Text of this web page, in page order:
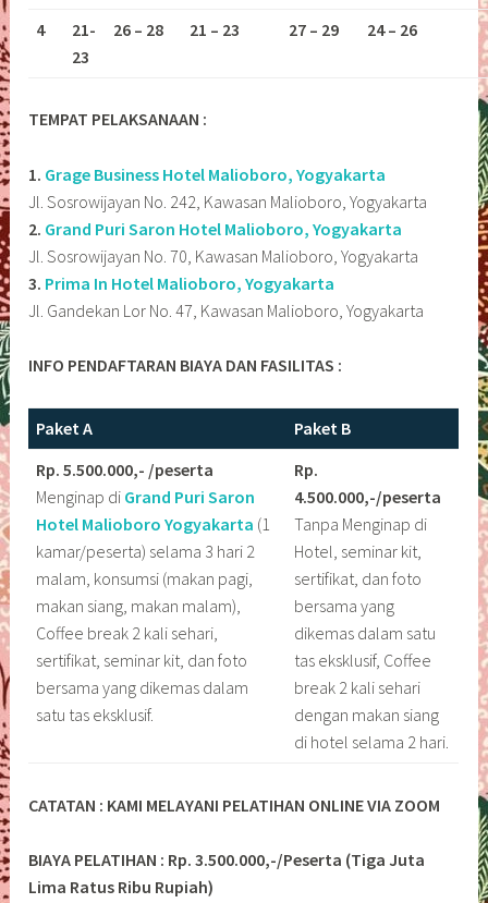
4
21-
23
26 – 28 21 – 23 27 – 29 24 – 26
TEMPAT PELAKSANAAN :
1. Grage Business Hotel Malioboro, Yogyakarta
Jl. Sosrowijayan No. 242, Kawasan Malioboro, Yogyakarta
2. Grand Puri Saron Hotel Malioboro, Yogyakarta
Jl. Sosrowijayan No. 70, Kawasan Malioboro, Yogyakarta
3. Prima In Hotel Malioboro, Yogyakarta
Jl. Gandekan Lor No. 47, Kawasan Malioboro, Yogyakarta
INFO PENDAFTARAN BIAYA DAN FASILITAS :
Paket A
Paket B
Rp. 5.500.000,- /peserta
Menginap di Grand Puri Saron
Hotel Malioboro Yogyakarta (1
kamar/peserta) selama 3 hari 2
malam, konsumsi (makan pagi,
makan siang, makan malam),
Coffee break 2 kali sehari,
sertifikat, seminar kit, dan foto
bersama yang dikemas dalam
satu tas eksklusif.
Rp.
4.500.000,-/peserta
Tanpa Menginap di
Hotel, seminar kit,
sertifikat, dan foto
bersama yang
dikemas dalam satu
tas eksklusif, Coffee
break 2 kali sehari
dengan makan siang
di hotel selama 2 hari.
CATATAN : KAMI MELAYANI PELATIHAN ONLINE VIA ZOOM
BIAYA PELATIHAN : Rp. 3.500.000,-/Peserta (Tiga Juta
Lima Ratus Ribu Rupiah)